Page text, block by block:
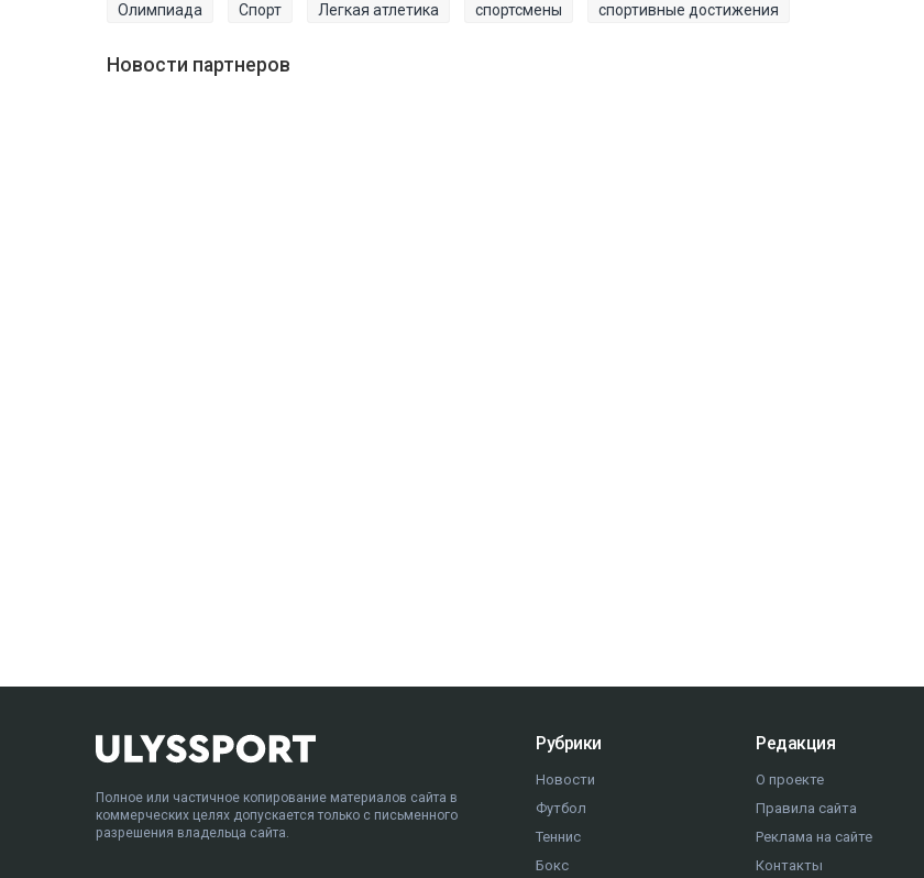
Олимпиада Спорт Легкая атлетика спортсмены спортивные достижения
Новости партнеров
Полное или частичное копирование материалов сайта в
коммерческих целях допускается только с письменного
разрешения владельца сайта.
Рубрики
Новости
Футбол
Теннис
Бокс
Редакция
О проекте
Правила сайта
Реклама на сайте
Контакты